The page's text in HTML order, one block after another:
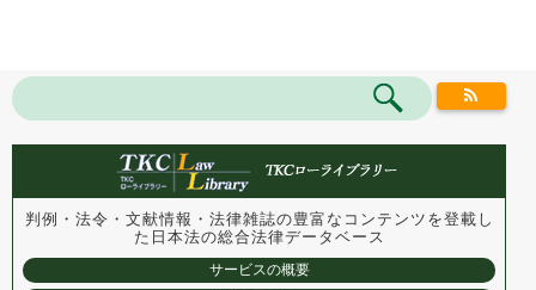
判例・法令・文献情報・法律雑誌の豊富なコンテンツを登載し
た 日本法の総合法律データベース
サービスの概要